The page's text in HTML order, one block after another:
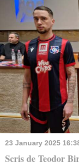
23 January 2025
Scris de Teodor